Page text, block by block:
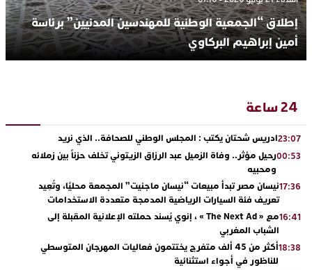
إطلاق “الجمعية الوطنية للمهندسين المدنيين” برئاسة
أمين إبراهيم البركاوي
24 ساعة
23:07ادريس شحتان يكتب : المجلس الوطني للصحافة.. الذي نريد
00:53رحيل مؤثر.. وفاة الزميل عبد الرزاق الزيتوني تخلف حزناً بين زملائه
ومحبيه
17:36نيسان مصر تبدأ مبيعات “نيسان ماجنيت” المجمعة محليًا، وتُعِيد
تعريف فئة السيارات الرياضية المدمجة متعددة الاستخدامات
16:41
مع « The Next Ad » ، إنوي يُسند حملته الإعلانية المقبلة إلى
الشباب المغربي
18:38
أكثر من 45 ألف متفرج يختتمون فعاليات المهرجان المتوسطي
للناظور في أجواء استثنائية